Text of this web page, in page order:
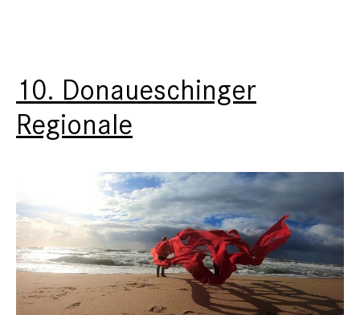
10. Donaueschinger
Regionale